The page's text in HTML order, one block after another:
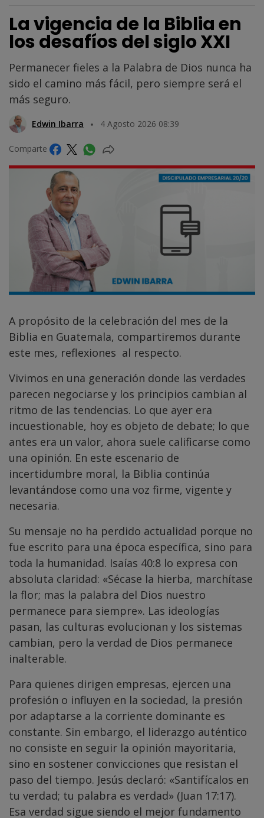
La vigencia de la Biblia en
los desafíos del siglo XXI
Permanecer fieles a la Palabra de Dios nunca ha
sido el camino más fácil, pero siempre será el
más seguro.
Edwin Ibarra 4 Agosto 2026 08:39
Comparte
A propósito de la celebración del mes de la
Biblia en Guatemala, compartiremos durante
este mes, reflexiones al respecto.
Vivimos en una generación donde las verdades
parecen negociarse y los principios cambian al
ritmo de las tendencias. Lo que ayer era
incuestionable, hoy es objeto de debate; lo que
antes era un valor, ahora suele calificarse como
una opinión. En este escenario de
incertidumbre moral, la Biblia continúa
levantándose como una voz firme, vigente y
necesaria.
Su mensaje no ha perdido actualidad porque no
fue escrito para una época específica, sino para
toda la humanidad. Isaías 40:8 lo expresa con
absoluta claridad: «Sécase la hierba, marchítase
la flor; mas la palabra del Dios nuestro
permanece para siempre». Las ideologías
pasan, las culturas evolucionan y los sistemas
cambian, pero la verdad de Dios permanece
inalterable.
Para quienes dirigen empresas, ejercen una
profesión o influyen en la sociedad, la presión
por adaptarse a la corriente dominante es
constante. Sin embargo, el liderazgo auténtico
no consiste en seguir la opinión mayoritaria,
sino en sostener convicciones que resistan el
paso del tiempo. Jesús declaró: «Santifícalos en
tu verdad; tu palabra es verdad» (Juan 17:17).
Esa verdad sigue siendo el mejor fundamento